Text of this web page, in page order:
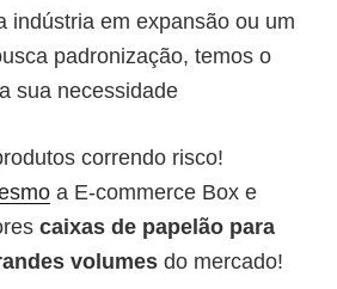
indústria em expansão ou um
padronização, temos o
sua necessidade
correndo risco!
a E-commerce Box e
caixas de papelão para
volumes do mercado!